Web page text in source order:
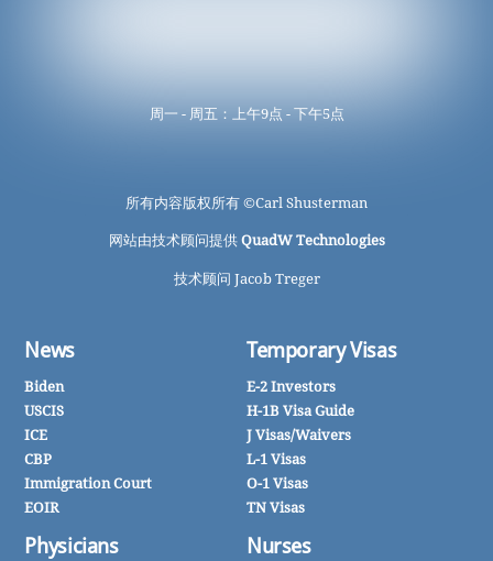
周一 - 周五：上午9点 - 下午5点
所有内容版权所有 ©Carl Shusterman
网站由技术顾问提供 QuadW Technologies
技术顾问 Jacob Treger
News
Biden
USCIS
ICE
CBP
Immigration Court
EOIR
Physicians
Temporary Visas
E-2 Investors
H-1B Visa Guide
J Visas/Waivers
L-1 Visas
O-1 Visas
TN Visas
Nurses